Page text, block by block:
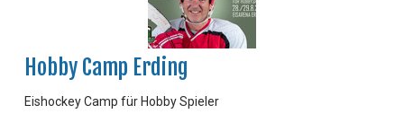
Hobby Camp Erding
Eishockey Camp für Hobby Spieler